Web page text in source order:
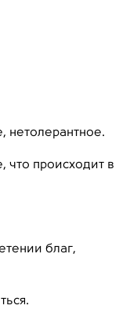
нетолерантное.
что происходит в
благ,